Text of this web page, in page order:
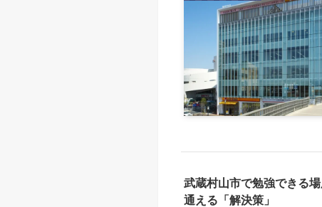
武蔵村山市で勉強できる
通える「解決策」